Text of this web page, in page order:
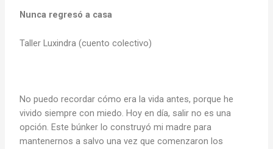
Nunca regresó a casa
Taller Luxindra (cuento colectivo)
No puedo recordar cómo era la vida antes, porque he
vivido siempre con miedo. Hoy en día, salir no es una
opción. Este búnker lo construyó mi madre para
mantenernos a salvo una vez que comenzaron los